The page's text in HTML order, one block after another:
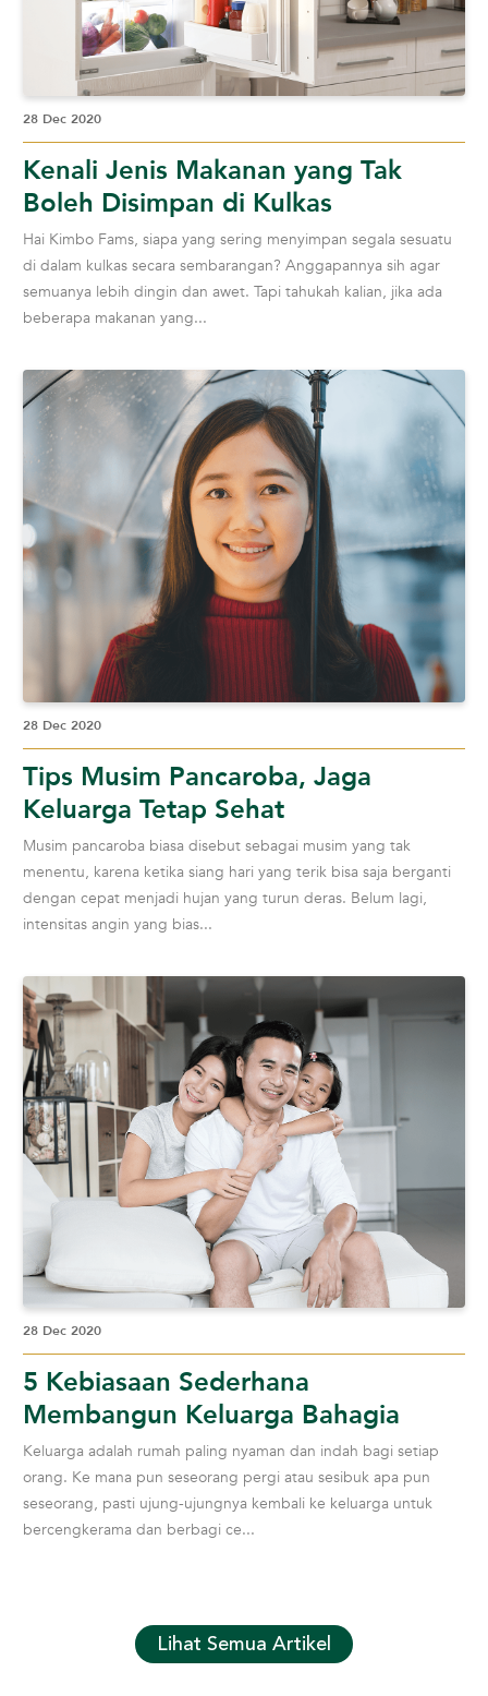
28 Dec 2020
Kenali Jenis Makanan yang Tak
Boleh Disimpan di Kulkas
Hai Kimbo Fams, siapa yang sering menyimpan segala sesuatu
di dalam kulkas secara sembarangan? Anggapannya sih agar
semuanya lebih dingin dan awet. Tapi tahukah kalian, jika ada
beberapa makanan yang...
28 Dec 2020
Tips Musim Pancaroba, Jaga
Keluarga Tetap Sehat
Musim pancaroba biasa disebut sebagai musim yang tak
menentu, karena ketika siang hari yang terik bisa saja berganti
dengan cepat menjadi hujan yang turun deras. Belum lagi,
intensitas angin yang bias...
28 Dec 2020
5 Kebiasaan Sederhana
Membangun Keluarga Bahagia
Keluarga adalah rumah paling nyaman dan indah bagi setiap
orang. Ke mana pun seseorang pergi atau sesibuk apa pun
seseorang, pasti ujung-ujungnya kembali ke keluarga untuk
bercengkerama dan berbagi ce...
Lihat Semua Artikel